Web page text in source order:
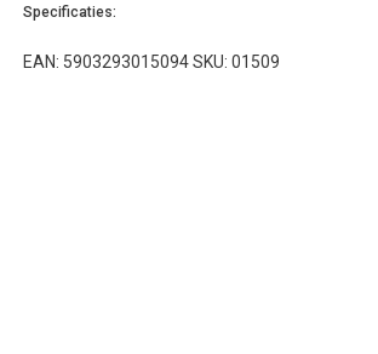
Specificaties:
EAN: 5903293015094 SKU: 01509